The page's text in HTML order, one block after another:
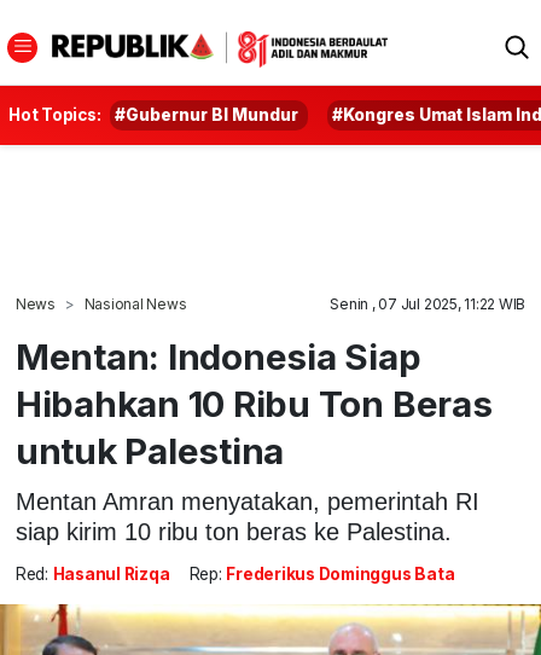
Hot Topics: #Gubernur BI Mundur #Kongres Umat Islam
News Nasional News Senin , 07 Jul 2025, 11:22 WIB
Mentan: Indonesia Siap
Hibahkan 10 Ribu Ton Beras
untuk Palestina
Mentan Amran menyatakan, pemerintah RI
siap kirim 10 ribu ton beras ke Palestina.
Red: Hasanul Rizqa Rep: Frederikus Dominggus Bata